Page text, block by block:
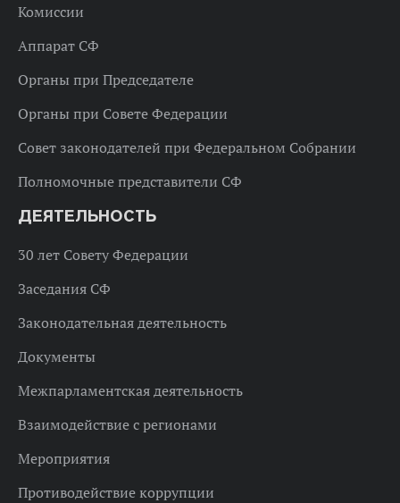
Комиссии
Аппарат СФ
Органы при Председателе
Органы при Совете Федерации
Совет законодателей при Федеральном Собрании
Полномочные представители СФ
ДЕЯТЕЛЬНОСТЬ
30 лет Совету Федерации
Заседания СФ
Законодательная деятельность
Документы
Межпарламентская деятельность
Взаимодействие с регионами
Мероприятия
Противодействие коррупции